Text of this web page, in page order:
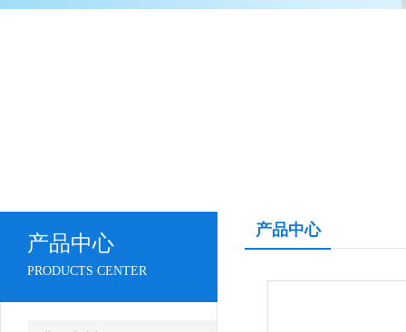
产品中心
PRODUCTS CENTER
产品中心